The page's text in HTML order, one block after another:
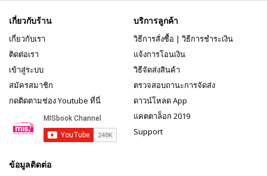
เกี่ยวกับร้าน
เกี่ยวกับเรา
ติดต่อเรา
เข้าสู่ระบบ
สมัครสมาชิก
กดติดตามช่อง Youtube ที่นี่
บริการลูกค้า
วิธีการสั่งซื้อ | วิธีการชำระเงิน
แจ้งการโอนเงิน
วิธีจัดส่งสินค้า
ตรวจสอบถานะการจัดส่ง
ดาวน์โหลด App
แคตตาล็อก 2019
Support
ข้อมูลติดต่อ